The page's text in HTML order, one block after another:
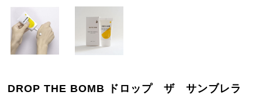
DROP THE BOMB ドロップ ザ サンブレラ